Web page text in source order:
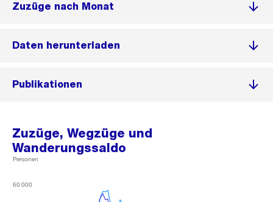
Zuzüge nach Monat
Daten herunterladen
Publikationen
Zuzüge, Wegzüge und
Wanderungssaldo
60 000
60 000
Personen